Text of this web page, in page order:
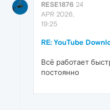
RESE1876 24
APR 2026,
19:25
RE: YouTube
Всё работает
постоянно